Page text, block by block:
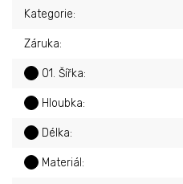
Kategorie:
Záruka:
01. Šířka:
Hloubka:
Délka:
Materiál :